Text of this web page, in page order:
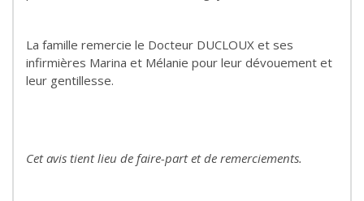
La famille remercie le Docteur DUCLOUX et ses
infirmières Marina et Mélanie pour leur dévouement et
leur gentillesse.
Cet avis tient lieu de faire-part et de remerciements.